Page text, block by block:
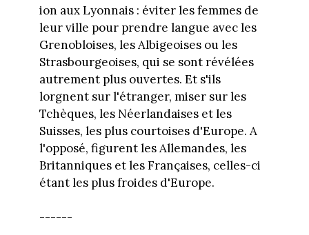
ion aux Lyonnais : éviter les femmes de
leur ville pour prendre langue avec les
Grenobloises, les Albigeoises ou les
Strasbourgeoises, qui se sont révélées
autrement plus ouvertes. Et s'ils
lorgnent sur l'étranger, miser sur les
Tchèques, les Néerlandaises et les
Suisses, les plus courtoises d'Europe. A
l'opposé, figurent les Allemandes, les
Britanniques et les Françaises, celles-ci
étant les plus froides d'Europe.
------